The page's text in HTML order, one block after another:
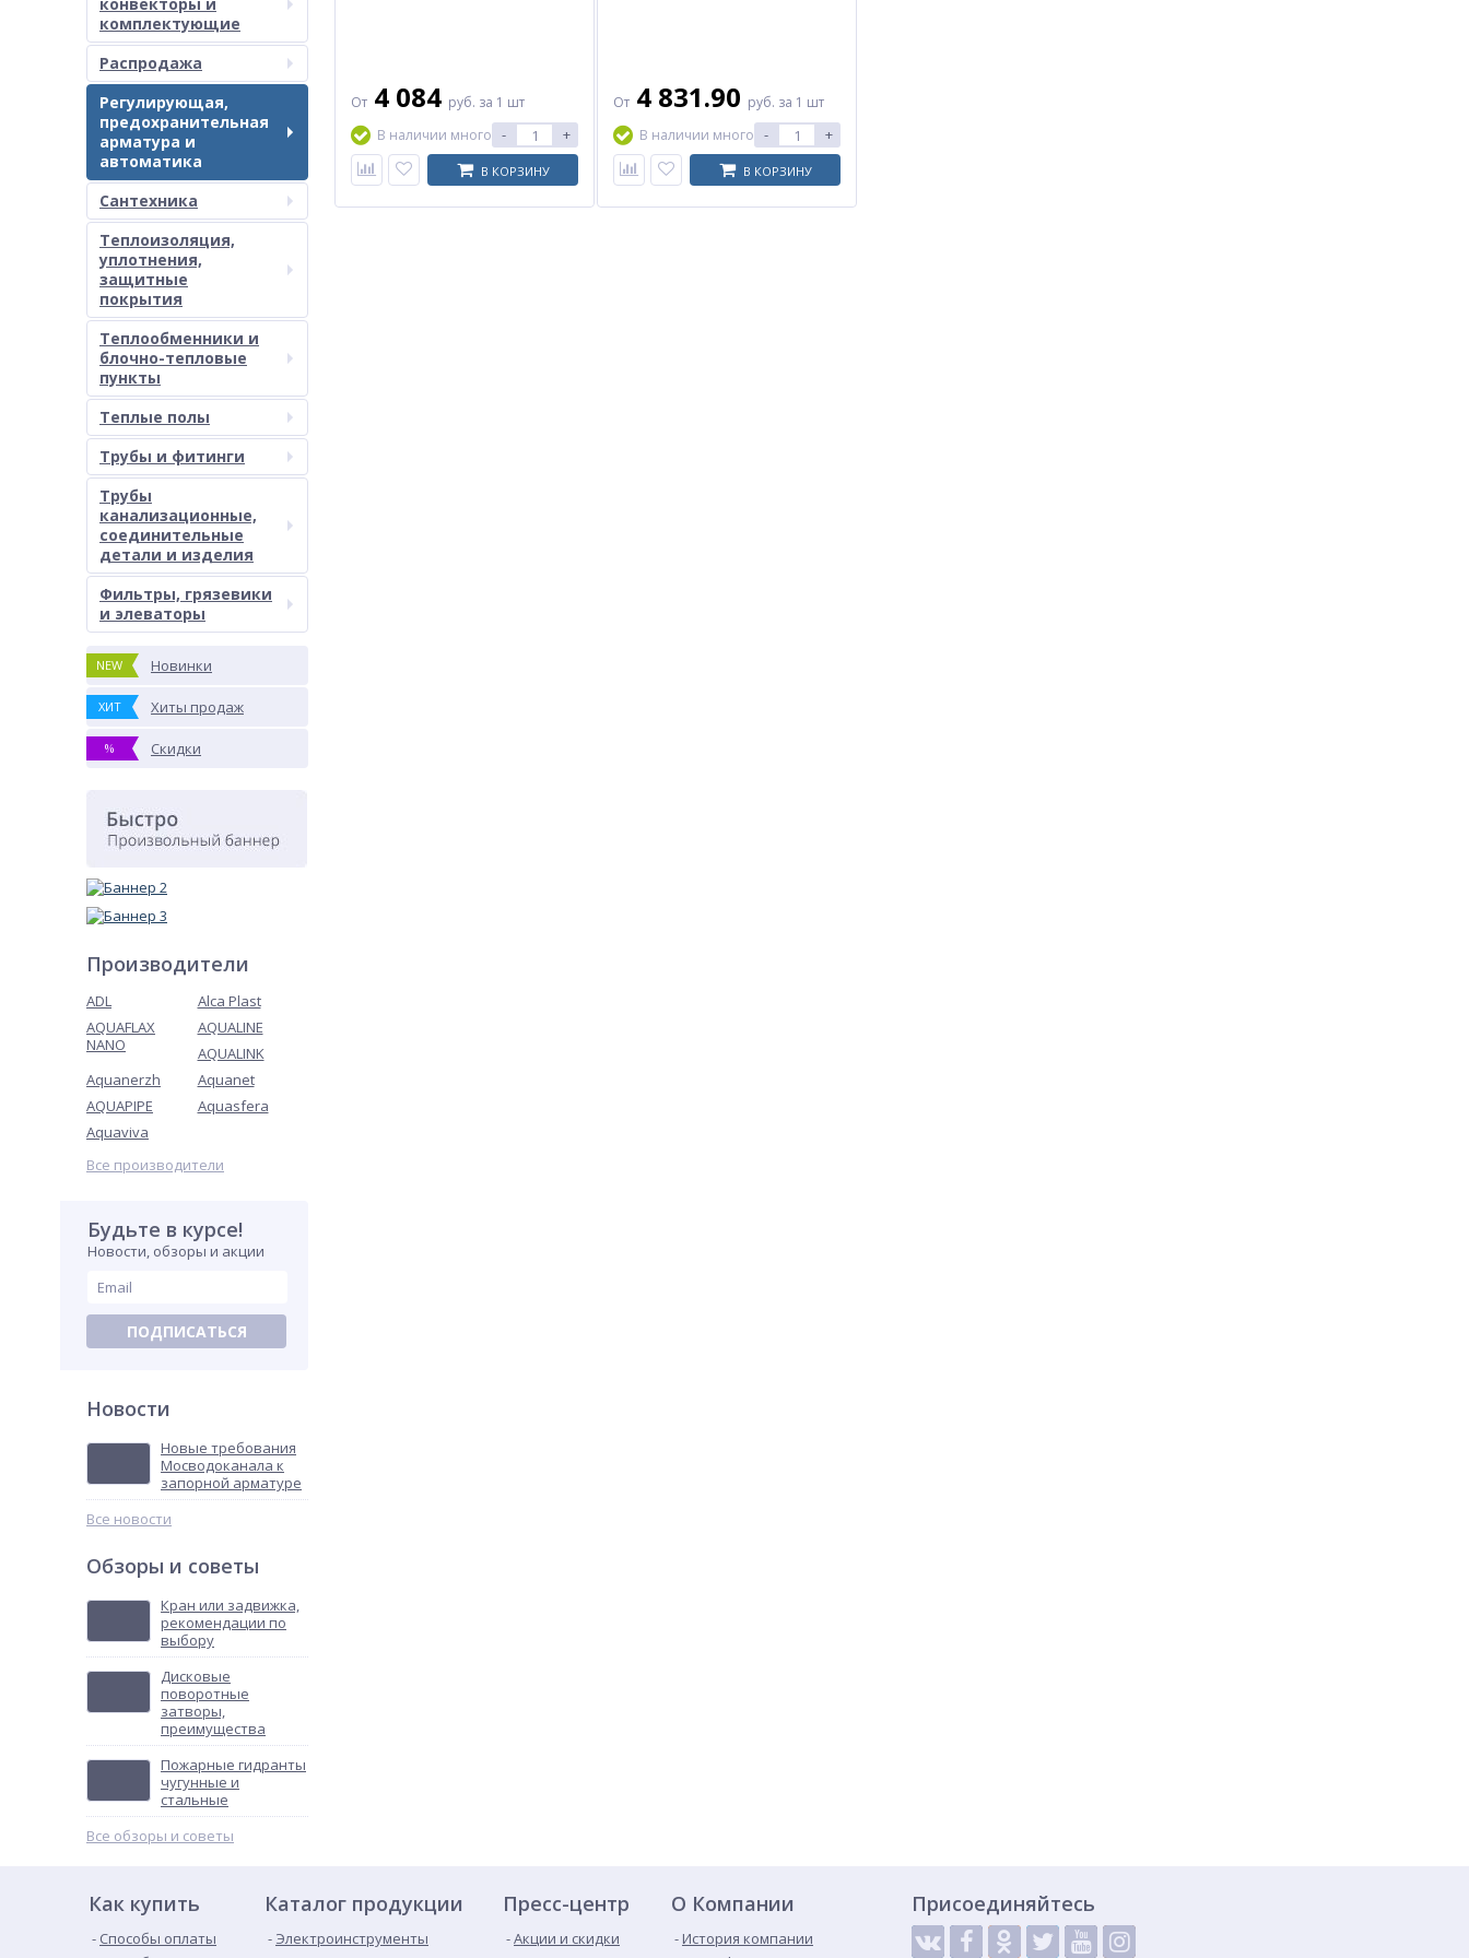
комплектующие
Распродажа
Регулирующая,
предохранительная
арматура и
автоматика
Сантехника
Теплоизоляция,
уплотнения,
защитные
покрытия
Теплообменники и
блочно-тепловые
пункты
Теплые полы
Трубы и фитинги
Трубы
канализационные,
соединительные
детали и изделия
Фильтры, грязевики
и элеваторы
NEW Новинки
ХИТ Хиты продаж
% Скидки
Производители
ADL
Alca Plast
AQUAFLAX
NANO
AQUALINE
AQUALINK
Aquanerzh
Aquanet
AQUAPIPE
Aquasfera
Aquaviva
Все производители
Будьте в курсе!
Новости, обзоры и акции
ПОДПИСАТЬСЯ
Новости
Новые требования
Мосводоканала к
запорной арматуре
Все новости
Обзоры и советы
Кран или задвижка,
рекомендации по
выбору
Дисковые
поворотные
затворы,
преимущества
Пожарные гидранты
чугунные и
стальные
Все обзоры и советы
От 4 084 руб. за 1 шт
В наличии много - +
В КОРЗИНУ
От 4 831.90 руб. за 1 шт
В наличии много - +
В КОРЗИНУ
Как купить
Способы оплаты
Каталог продукции
Электроинструменты
Пресс-центр
Акции и скидки
О Компании
История компании
Присоединяйтесь